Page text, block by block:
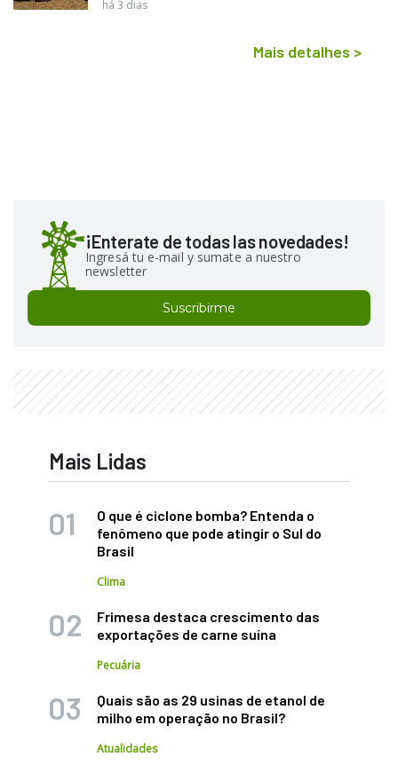
há 3 dias
Mais detalhes >
¡Enterate de todas las novedades!
Ingresá tu e-mail y sumate a nuestro
newsletter
Suscribirme
Mais Lidas
O que é ciclone bomba? Entenda o
fenômeno que pode atingir o Sul do
Brasil
Clima
Frimesa destaca crescimento das
exportações de carne suína
Pecuária
Quais são as 29 usinas de etanol de
milho em operação no Brasil?
Atualidades